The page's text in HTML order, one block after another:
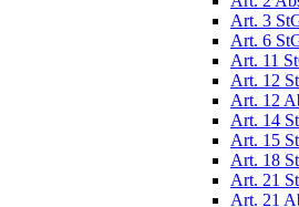
Art. 3
Art. 6
Art. 11
Art. 12
Art. 12
Art. 14
Art. 15
Art. 18
Art. 21
Art. 21